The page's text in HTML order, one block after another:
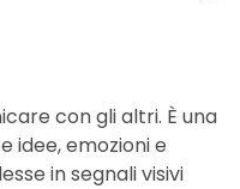
con gli altri. È una
idee, emozioni e
in segnali visivi